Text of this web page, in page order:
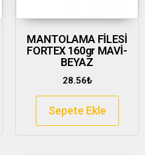
MANTOLAMA FİLESİ
FORTEX 160gr MAVİ-
BEYAZ
28.56₺
Sepete Ekle